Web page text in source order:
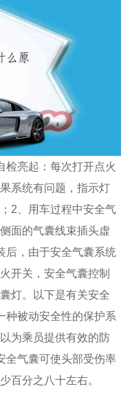
检亮起：每次打开点火
系统有问题，指示灯
2、用车过程中安全气
面的气囊线束插头虚
后，由于安全气囊系统
开关，安全气囊控制
灯。以下是有关安全
种被动安全性的保护系
为乘员提供有效的防
全气囊可使头部受伤率
百分之八十左右。